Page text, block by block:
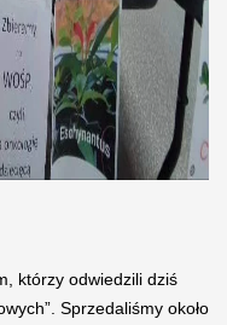
którzy odwiedzili dziś
Sprzedaliśmy około